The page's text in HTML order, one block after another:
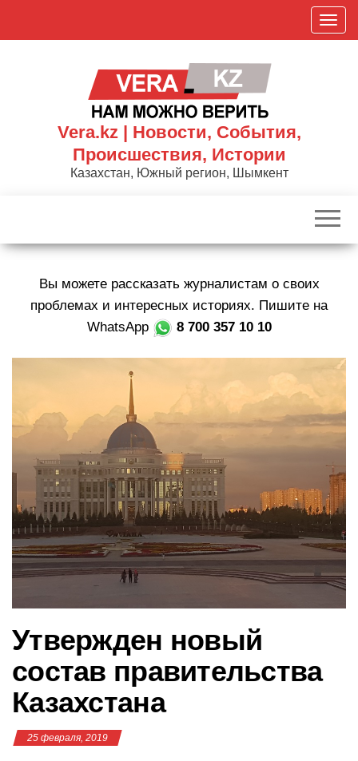
П
о
к
р
а
и
ю
Vera.kz | Новости, События,
Происшествия, Истории
Казахстан, Южный регион, Шымкент
Вы можете рассказать журналистам о своих
проблемах и интересных историях. Пишите на
WhatsApp
8 700 357 10 10
Утвержден новый
состав правительства
Казахстана
25 февраля, 2019